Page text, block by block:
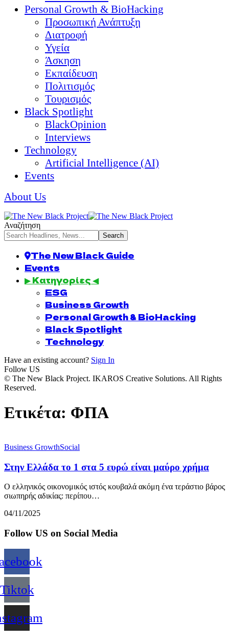
Personal Growth & BioHacking
Προσωπική Ανάπτυξη
Διατροφή
Υγεία
Άσκηση
Εκπαίδευση
Πολιτισμός
Τουρισμός
Black Spotlight
BlackOpinion
Interviews
Technology
Artificial Intelligence (AI)
Events
About Us
Αναζήτηση
The New Black Guide
Events
▶ Κατηγορίες ◀
ESG
Business Growth
Personal Growth & BioHacking
Black Spotlight
Technology
Have an existing account? Sign In
Follow US
© The New Black Project. IKAROS Creative Solutions. All Rights
Reserved.
Ετικέτα: ΦΠΑ
Business GrowthSocial
Στην Ελλάδα το 1 στα 5 ευρώ είναι μαύρο χρήμα
Ο ελληνικός οικονομικός ιστός κουβαλά ακόμη ένα τεράστιο βάρος
σιωπηρής αδικίας: περίπου…
04/11/2025
Follow US on Social Media
Tiktok